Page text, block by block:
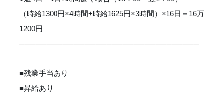
（時給1300円×4時間+時給1625円×3時間）×16日＝16万
1200円
─────────────────────────────────
■残業手当あり
■昇給あり